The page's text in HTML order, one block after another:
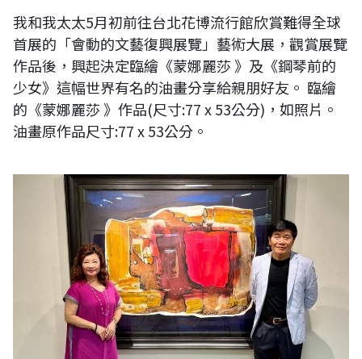
我和我太太5月初前往台北花博流行館欣賞難得全球
首展的「會動的文藝復興展覽」藝術大展，觀賞展覽
作品後，興起決定臨繪《蒙娜麗莎 》及《鋼琴前的
少女》這幅世界有名的油畫分享給親朋好友。 臨繪
的《蒙娜麗莎 》作品(尺寸:77 x 53公分)，如照片。
油畫原作品尺寸:77 x 53公分。
2022年「香榭藝廊名家百號邀請展」三日開幕，董事長吳貞慧與藝術總
監陳文龍。（陳文龍提供）